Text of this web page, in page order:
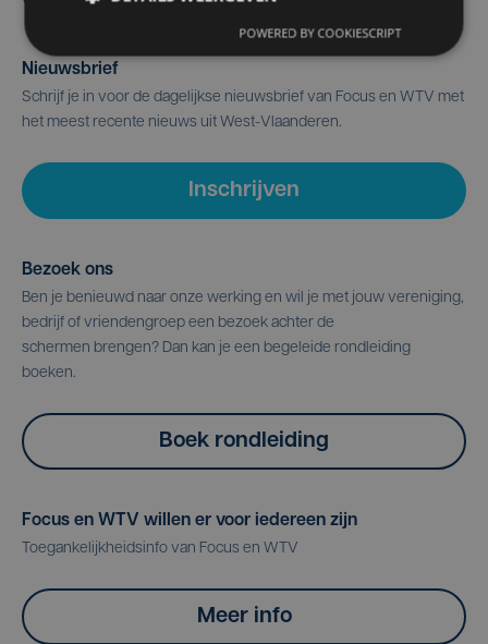
Nieuwsbrief
Schrijf je in voor de dagelijkse nieuwsbrief van Focus en WTV met
het meest recente nieuws uit West-Vlaanderen.
Inschrijven
Bezoek ons
Ben je benieuwd naar onze werking en wil je met jouw vereniging,
bedrijf of vriendengroep een bezoek achter de
schermen brengen? Dan kan je een begeleide rondleiding
boeken.
Boek rondleiding
Focus en WTV willen er voor iedereen zijn
Toegankelijkheidsinfo van Focus en WTV
Meer info
POWERED BY COOKIESCRIPT